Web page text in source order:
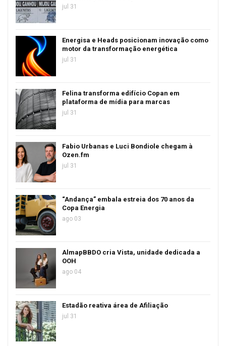
jul 31
Energisa e Heads posicionam inovação como
motor da transformação energética
jul 31
Felina transforma edifício Copan em
plataforma de mídia para marcas
jul 31
Fabio Urbanas e Luci Bondiole chegam à
Ozen.fm
jul 31
“Andança” embala estreia dos 70 anos da
Copa Energia
ago 03
AlmapBBDO cria Vista, unidade dedicada a
OOH
ago 04
Estadão reativa área de Afiliação
jul 31